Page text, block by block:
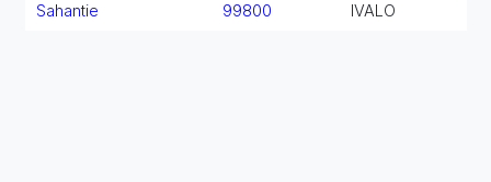
Sahantie 99800 IVALO